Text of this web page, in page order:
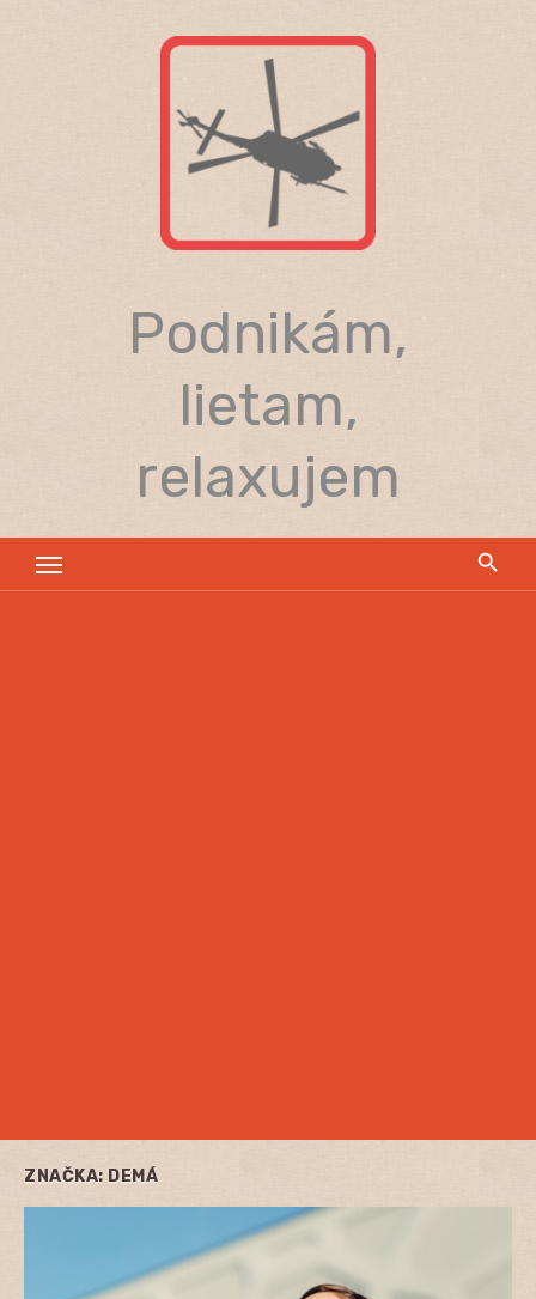
Podnikám,
lietam,
relaxujem
ZNAČKA: DEMÁ